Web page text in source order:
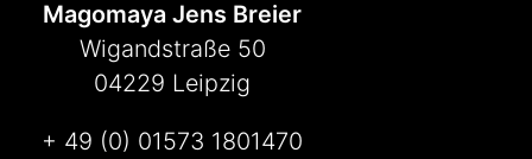
Magomaya Jens Breier
Wigandstraße 50
04229 Leipzig
+ 49 (0) 01573 1801470